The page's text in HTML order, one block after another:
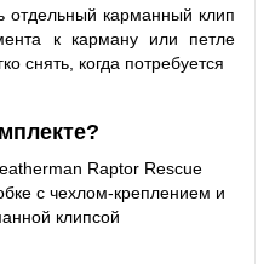
отдельный карманный клип
к карману или петле
снять, когда потребуется